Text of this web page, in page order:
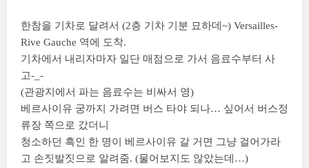
한참을 기차로 달려서 (2층 기차 기분 묘하데~) Versailles-
Rive Gauche 역에 도착.
기차에서 내리자마자 일단 매점으로 가서 음료수부터 사
고-_-
(관광지에서 파는 음료수는 비싸서 영)
베르사이유 궁까지 가려면 버스 타야 되나… 싶어서 버스정
류장 쪽으로 갔더니
청소하던 흑인 한 명이 베르사이유 갈 거면 그냥 걸어가라
고 손짓발짓으로 알려줌. (물어보지도 않았는데…)